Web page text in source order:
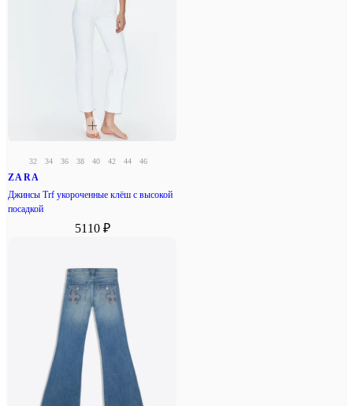
32 34 36 38 40 42 44 46
ZARA
Джинсы Trf укороченные клёш с высокой
посадкой
5110 ₽